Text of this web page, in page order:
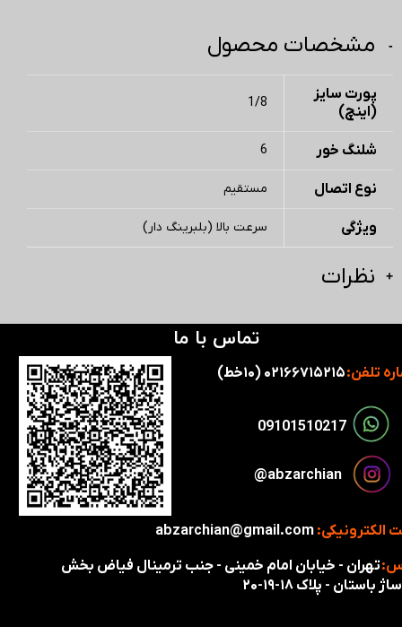
مشخصات محصول
پورت سایز
(اینچ)
1/8
شلنگ خور 6
نوع اتصال مستقیم
ویژگی سرعت بالا (بلبرینگ دار)
نظرات
تماس با ما
تلفن:
تهران - خیابان امام خمینی - جنب ترمینال فیاض بخش
باستان - پلاک ۱۸-۱۹-۲۰
الکترونیکی: abzarchian@gmail.com
​​09101510217​​​​​​​
​​​abzarchian@